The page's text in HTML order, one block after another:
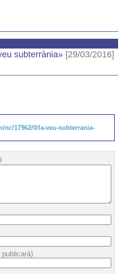
subterrània» [29/03/2016]
nc/17962/0/la-veu-subterrania-